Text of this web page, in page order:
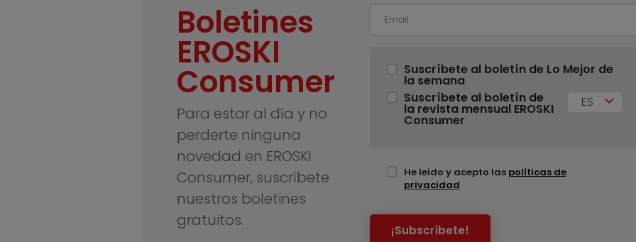
Boletines
EROSKI
Consumer
Para estar al día y no
perderte ninguna
novedad en EROSKI
Consumer, suscríbete
nuestros boletines
gratuitos.
Suscríbete al boletín de Lo Mejor de
la semana
Suscríbete al boletín de
la revista mensual EROSKI
Consumer
ES
He leído y acepto las políticas de
privacidad
¡Subscríbete!